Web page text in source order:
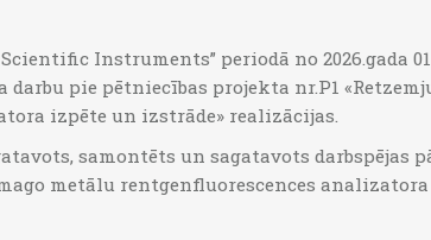
Instruments” periodā no 2026.gada
darbu pie pētniecības projekta nr.P1
izpēte un izstrāde» realizācijas.
samontēts un sagatavots darbspējas
metālu rentgenfluorescences